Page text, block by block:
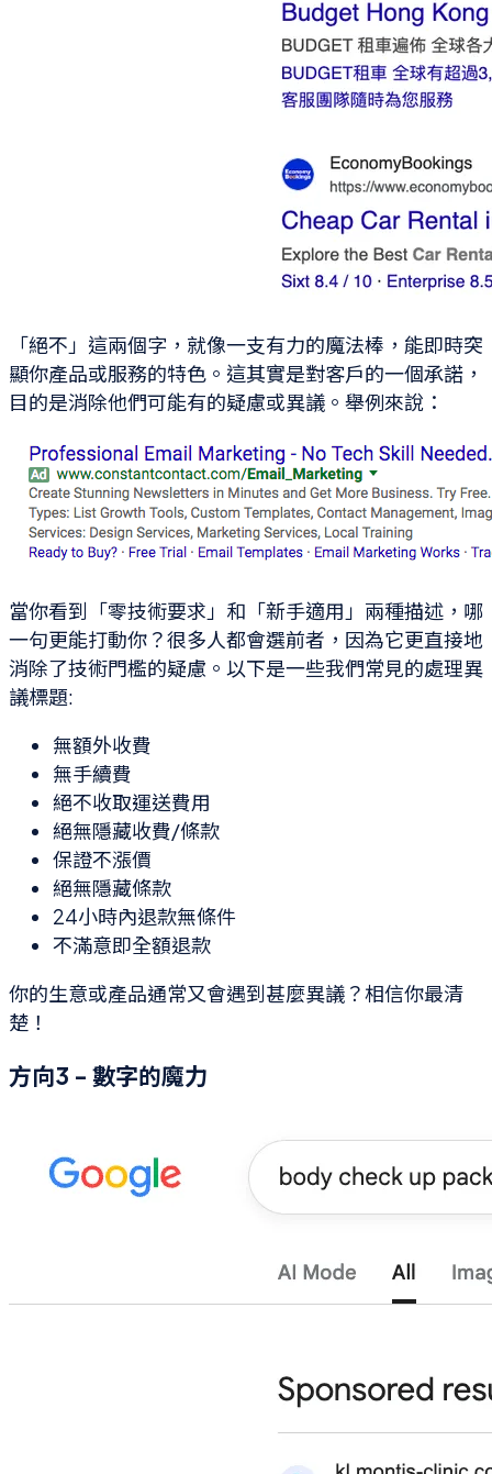
「絕不」這兩個字，就像一支有力的魔法棒，能即時突
顯你產品或服務的特色。這其實是對客戶的一個承諾，
目的是消除他們可能有的疑慮或異議。舉例來說：
當你看到「零技術要求」和「新手適用」兩種描述，哪
一句更能打動你？很多人都會選前者，因為它更直接地
消除了技術門檻的疑慮。以下是一些我們常見的處理異
議標題:
無額外收費
無手續費
絕不收取運送費用
絕無隱藏收費/條款
保證不漲價
絕無隱藏條款
24小時內退款無條件
不滿意即全額退款
你的生意或產品通常又會遇到甚麼異議？相信你最清
楚！
方向3 - 數字的魔力